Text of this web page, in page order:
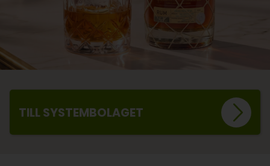
TILL SYSTEMBOLAGET